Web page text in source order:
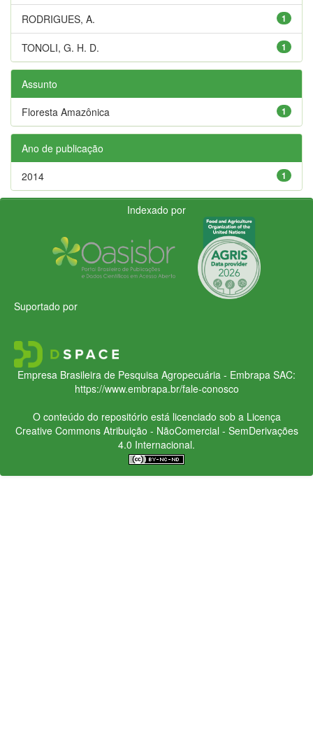
1
RODRIGUES, A.
1
TONOLI, G. H. D.
Assunto
1
Floresta Amazônica
Ano de publicação
1
2014
Indexado por
Suportado por
Empresa Brasileira de Pesquisa Agropecuária - Embrapa SAC:
https://www.embrapa.br/fale-conosco
O conteúdo do repositório está licenciado sob a Licença
Creative CommonsAtribuição - NãoComercial - SemDerivações
4.0 Internacional.